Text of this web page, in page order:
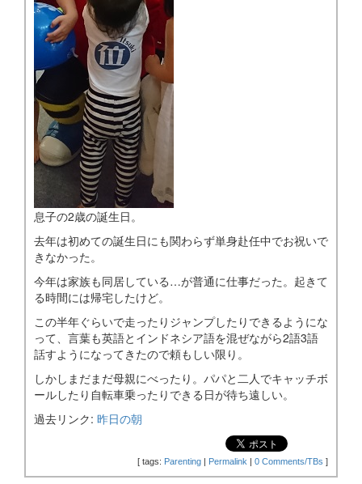
息子の2歳の誕生日。
去年は初めての誕生日にも関わらず単身赴任中でお祝いで
きなかった。
今年は家族も同居している…が普通に仕事だった。起きて
る時間には帰宅したけど。
この半年ぐらいで走ったりジャンプしたりできるようにな
って、言葉も英語とインドネシア語を混ぜながら2語3語
話すようになってきたので頼もしい限り。
しかしまだまだ母親にべったり。パパと二人でキャッチボ
ールしたり自転車乗ったりできる日が待ち遠しい。
過去リンク: 昨日の朝
[ tags: Parenting | Permalink | 0 Comments/TBs ]